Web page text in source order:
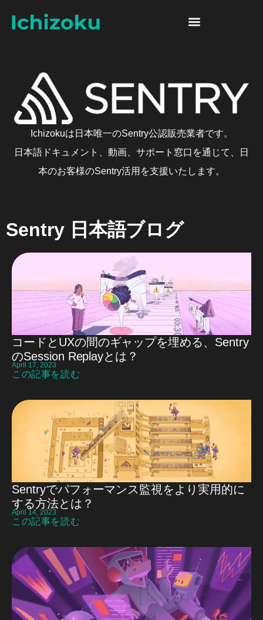
Skip to content
Ichizokuは日本唯一のSentry公認販売業者です。
日本語ドキュメント、動画、サポート窓口を通じて、日
本のお客様のSentry活用を支援いたします。
Sentry 日本語ブログ
コードとUXの間のギャップを埋める、Sentry
のSession Replayとは？
April 17, 2023
この記事を読む
Sentryでパフォーマンス監視をより実用的に
する方法とは？
April 14, 2023
この記事を読む